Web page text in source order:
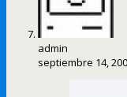
admin
septiembre 14,